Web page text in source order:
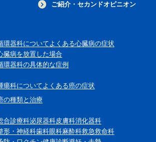
ご紹介・セカンドオピニオン
環器科についてよくある心臓病の症状
臓病を放置した場合
環器科の具体的な症例
瘍科についてよくある癌の症状
の種類と治療
合診療科泌尿器科皮膚科消化器科
形・神経科歯科眼科麻酔科救急救命科